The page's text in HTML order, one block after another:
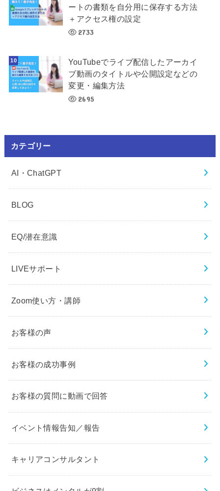
ートの書類を自分用に保存する方法
＋アクセス権の設定
2733
YouTubeでライブ配信したアーカイ
ブ動画のタイトルや公開設定などの
変更・編集方法
2695
カテゴリー
AI・ChatGPT
BLOG
EQ/潜在意識
LIVEサポート
Zoom使い方・講師
お客様の声
お客様の成功事例
お客様の質問に動画で回答
イベント情報告知／報告
キャリアコンサルタント